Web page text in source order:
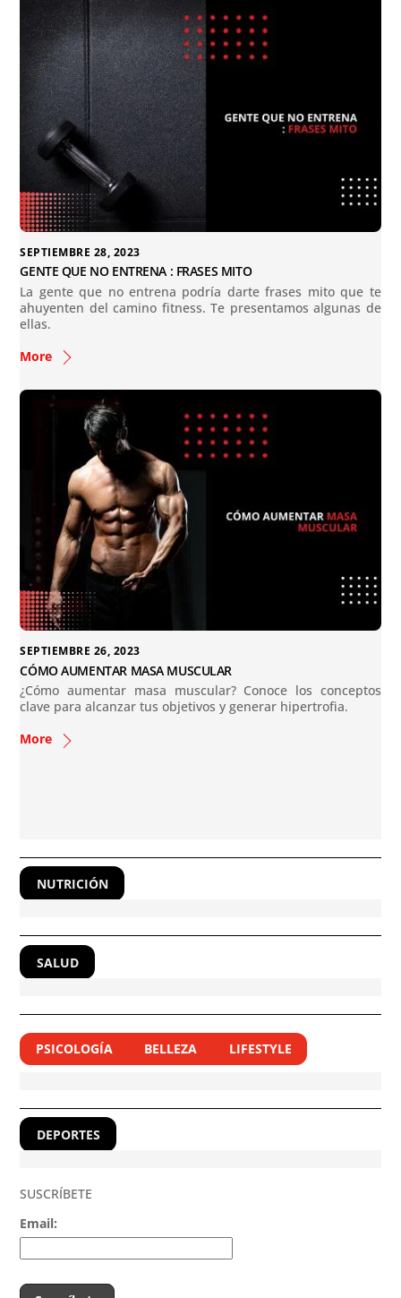
SEPTIEMBRE 28, 2023
GENTE QUE NO ENTRENA : FRASES MITO
La gente que no entrena podría darte frases mito que te
ahuyenten del camino fitness. Te presentamos algunas de
ellas.
More
SEPTIEMBRE 26, 2023
CÓMO AUMENTAR MASA MUSCULAR
¿Cómo aumentar masa muscular? Conoce los conceptos
clave para alcanzar tus objetivos y generar hipertrofia.
More
NUTRICIÓN
SALUD
PSICOLOGÍA BELLEZA LIFESTYLE
DEPORTES
SUSCRÍBETE
Email: